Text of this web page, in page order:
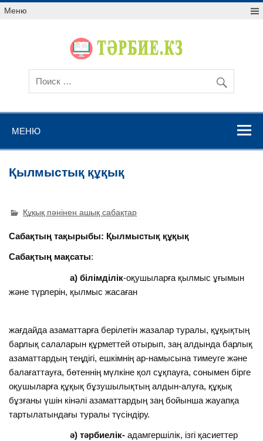
Меню
МЕНЮ
Қылмыстық құқық
Құқық пәнінен ашық сабақтар
Сабақтың тақырыбы: Қылмыстық құқық
Сабақтың мақсаты:
а) білімділік-оқушыларға қылмыс ұғымын
және түрлерін, қылмыс жасаған
жағдайда азаматтарға берілетін жазалар туралы, құқықтың
барлық салаларын құрметтей отырып, заң алдында барлық
азаматтардың теңдігі, ешкімнің ар-намысына тимеуге және
балағаттауға, бөтеннің мүлкіне қол сұқпауға, сонымен бірге
оқушыларға құқық бұзушылықтың алдын-алуға, құқық
бұзғаны үшін кінәлі азаматтардың заң бойынша жауапқа
тартылатындағы туралы түсіндіру.
ә) тәрбиелік- адамгершілік, ізгі қасиеттер